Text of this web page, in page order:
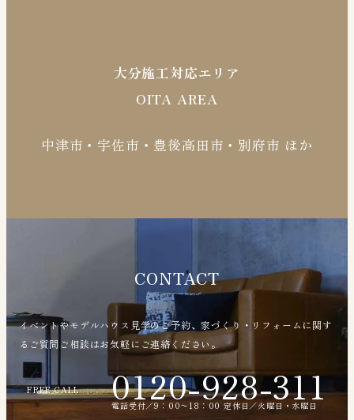
大分施工対応エリア
OITA AREA
中津市・宇佐市・豊後高田市・別府市 ほか
CONTACT
イベントやモデルハウス見学のご予約、家づくり・リフォームに関す
るご質問ご相談はお気軽にご連絡ください。
FREE CALL 0120-928-311
電話受付／9：00〜18：00 定休日／火曜日・水曜日